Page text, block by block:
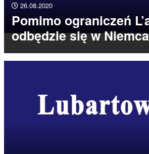
26.08.2020
Pomimo ograniczeń
odbędzie się w